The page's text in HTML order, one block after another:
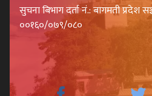
सुचना बिभाग दर्ता नं.: बागमती प्रदेश
००१६०/०७९/०८०